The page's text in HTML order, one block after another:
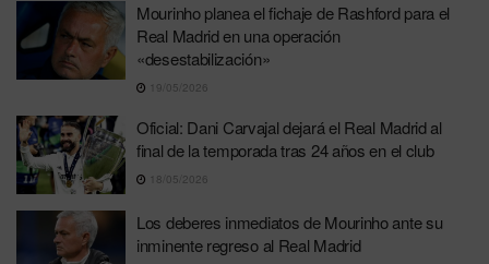
Mourinho planea el fichaje de Rashford para el
Real Madrid en una operación
«desestabilización»
19/05/2026
Oficial: Dani Carvajal dejará el Real Madrid al
final de la temporada tras 24 años en el club
18/05/2026
Los deberes inmediatos de Mourinho ante su
inminente regreso al Real Madrid